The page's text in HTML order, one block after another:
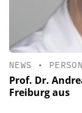
NEWS •
Prof. Dr.
Freiburg aus